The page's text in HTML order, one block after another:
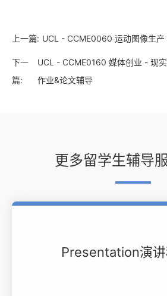
上一篇: UCL - CCME0060 运动图像生产
下一
篇:
UCL - CCME0160 媒体创业 - 现
作业&论文辅导
更多留学生辅导
Presentation演